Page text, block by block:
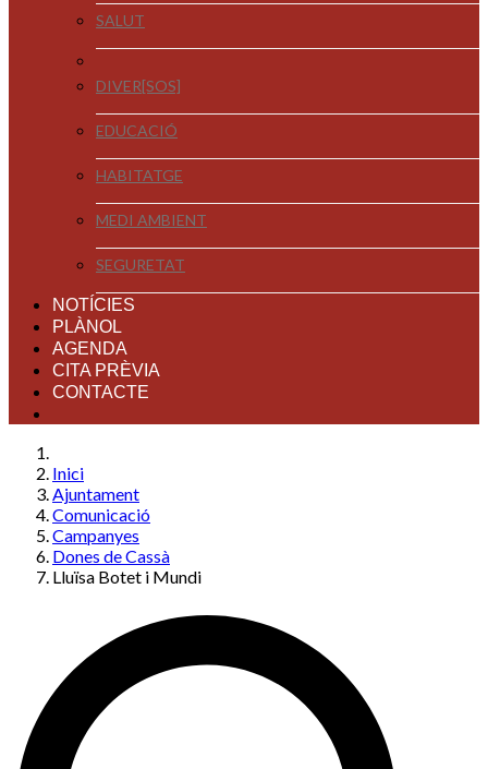
SALUT
DIVER[SOS]
EDUCACIÓ
HABITATGE
MEDI AMBIENT
SEGURETAT
NOTÍCIES
PLÀNOL
AGENDA
CITA PRÈVIA
CONTACTE
Inici
Ajuntament
Comunicació
Campanyes
Dones de Cassà
Lluïsa Botet i Mundi